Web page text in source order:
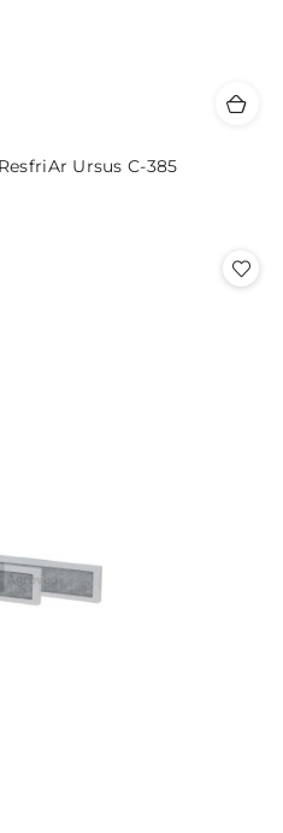
Ursus C-385